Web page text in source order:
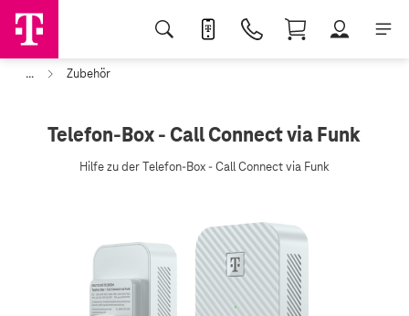
... Zubehör
Telefon-Box - Call Connect via Funk
Hilfe zu der Telefon-Box - Call Connect via Funk